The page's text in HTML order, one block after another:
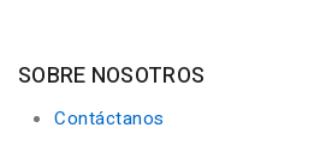
SOBRE NOSOTROS
Contáctanos